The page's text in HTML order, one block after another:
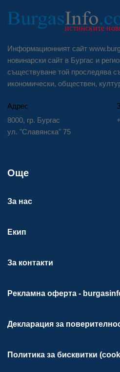
Информационният сайт
новинарски сайт в Бургас и
съществуване той проследява
икономически, обществен,
Адрес
8000, гр. Бургас
ул. "Славянска" 75
Още
За нас
Екип
За контакти
Рекламна оферта -
Декларация за
Политика за бисквитки